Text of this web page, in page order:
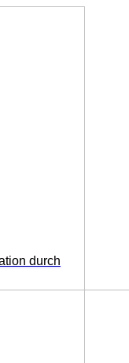
durch